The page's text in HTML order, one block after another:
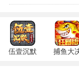
伍壹沉默
捕鱼大